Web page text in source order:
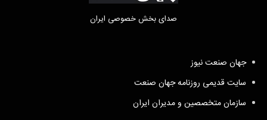
صدای بخش خصوصی ایران
جهان صنعت نیوز
سایت قدیمی روزنامه جهان صنعت
سازمان متخصصین و مدیران ایران